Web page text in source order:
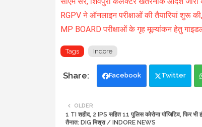
RGPV ने ऑनलाइन परीक्षाओं की तैयारियां शुरू
MP BOARD परीक्षाओं के गृह मूल्यांकन हेतु
Tags Indore
Facebook Twitter
OLDER
1 TI शहीद, 2 IPS सहित 11 पुलिस कोरोना पॉजिटिव, फिर
तैनात: DIG मिश्रा / INDORE NEWS